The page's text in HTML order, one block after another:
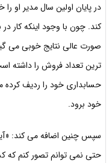
در پایان اولین سال مدیر او
کند. چون با وجود اینکه کار
صورت عالی نتایج خوبی می
حسابداری خود را ردیف کرده
خود برود.
سپس چنین اضافه می کند:
حتی نمی توانم تصور کنم که